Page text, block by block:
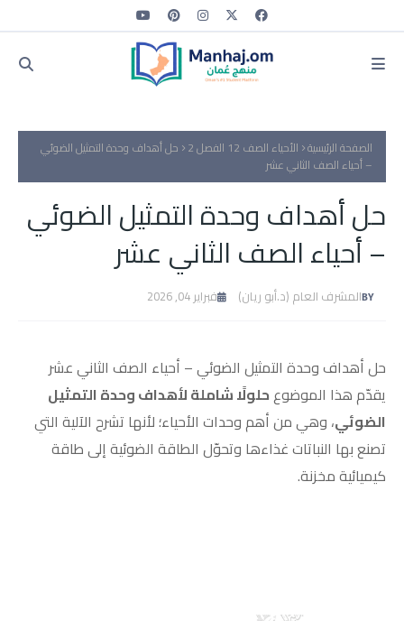
الصفحة الرئيسية الأحياء الصف 12 الفصل 2
حل أهداف وحدة التمثيل الضوئي
– أحياء الصف الثاني عشر
حل أهداف وحدة التمثيل الضوئي
– أحياء الصف الثاني عشر
المشرف العام (د.أبو ريان) فبراير 04, 2026
حل أهداف وحدة التمثيل الضوئي – أحياء الصف الثاني عشر
يقدّم هذا الموضوعحلولًا شاملة لأهداف وحدة التمثيل
الضوئي، وهي من أهم وحدات الأحياء؛ لأنها تشرح الآلية التي
تصنع بها النباتات غذاءها وتحوّل الطاقة الضوئية إلى طاقة
كيميائية مخزنة.